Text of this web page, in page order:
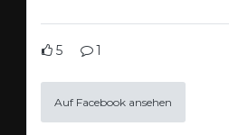
5 1
Auf Facebook ansehen